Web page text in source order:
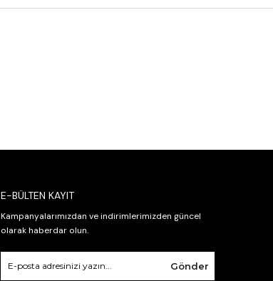
E-BÜLTEN KAYIT
Kampanyalarımızdan ve indirimlerimizden güncel
olarak haberdar olun.
Gönder